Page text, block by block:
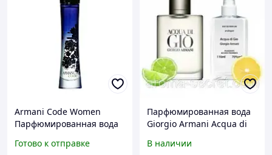
Armani Code Women
Парфюмированная вода
)Готово к отправке
Парфюмированная вода
Giorgio Armani Acqua di
В наличии